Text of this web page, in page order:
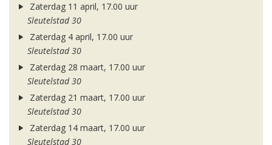
Zaterdag 11 april, 17.00 uur
Sleutelstad 30
Zaterdag 4 april, 17.00 uur
Sleutelstad 30
Zaterdag 28 maart, 17.00 uur
Sleutelstad 30
Zaterdag 21 maart, 17.00 uur
Sleutelstad 30
Zaterdag 14 maart, 17.00 uur
Sleutelstad 30